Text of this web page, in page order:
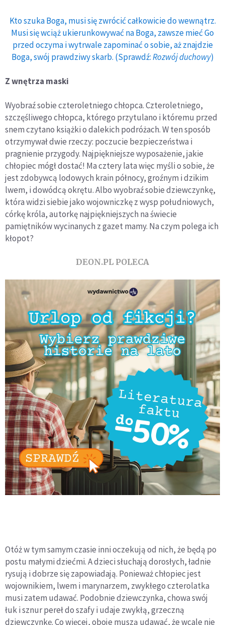
Kto szuka Boga, musi się zwrócić całkowicie do wewnątrz.
Musi się wciąż ukierunkowywać na Boga, zawsze mieć Go
przed oczyma i wytrwale zapominać o sobie, aż znajdzie
Boga, swój prawdziwy skarb. (Sprawdź:Rozwój duchowy)
Z wnętrza maski
Wyobraź sobie czteroletniego chłopca. Czteroletniego,
szczęśliwego chłopca, którego przytulano i któremu przed
snem czytano książki o dalekich podróżach. W ten sposób
otrzymywał dwie rzeczy: poczucie bezpieczeństwa i
pragnienie przygody. Najpiękniejsze wyposażenie, jakie
chłopiec mógł dostać! Ma cztery lata więc myśli o sobie, że
jest zdobywcą lodowych krain północy, groźnym i dzikim
lwem, i dowódcą okrętu. Albo wyobraź sobie dziewczynkę,
która widzi siebie jako wojowniczkę z wysp południowych,
córkę króla, autorkę najpiękniejszych na świecie
pamiętników wycinanych z gazet mamy. Na czym polega ich
kłopot?
DEON.PL POLECA
Otóż w tym samym czasie inni oczekują od nich, że będą po
postu małymi dziećmi. A dzieci słuchają dorosłych, ładnie
rysują i dobrze się zapowiadają. Ponieważ chłopiec jest
wojownikiem, lwem i marynarzem, zwykłego czterolatka
musi zatem udawać. Podobnie dziewczynka, chowa swój
łuk i sznur pereł do szafy i udaje zwykłą, grzeczną
dziewczynkę. Co więcej, oboje muszą udawać, że wcale nie